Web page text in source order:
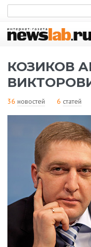
КОЗИКОВ
36 новостей 6 статей